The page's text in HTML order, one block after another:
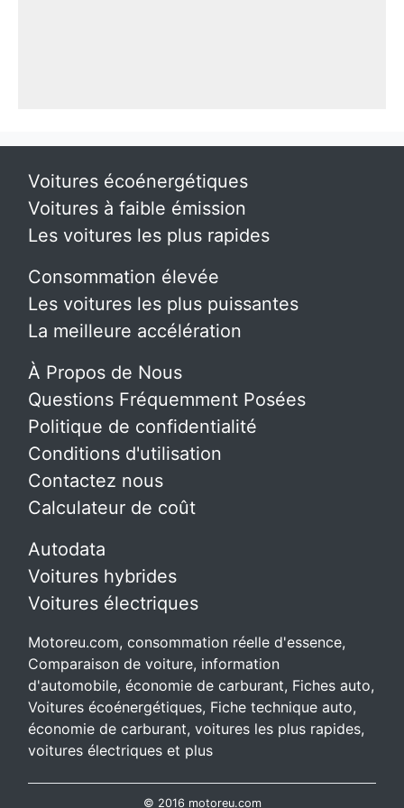
Voitures écoénergétiques
Voitures à faible émission
Les voitures les plus rapides
Consommation élevée
Les voitures les plus puissantes
La meilleure accélération
À Propos de Nous
Questions Fréquemment Posées
Politique de confidentialité
Conditions d'utilisation
Contactez nous
Calculateur de coût
Autodata
Voitures hybrides
Voitures électriques
Motoreu.com, consommation réelle d'essence,
Comparaison de voiture, information
d'automobile, économie de carburant, Fiches auto,
Voitures écoénergétiques, Fiche technique auto,
économie de carburant, voitures les plus rapides,
voitures électriques et plus
© 2016 motoreu.com